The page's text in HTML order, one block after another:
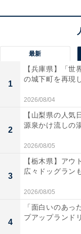
楽
最新
1
【兵庫県】「世
の城下町を再現
2026/08/04
2
【山梨県の人気
源泉かけ流しの
2026/08/05
3
【栃木県】ア
広々ドッグラン
2026/08/05
4
「面白いのあっ
プアップランド